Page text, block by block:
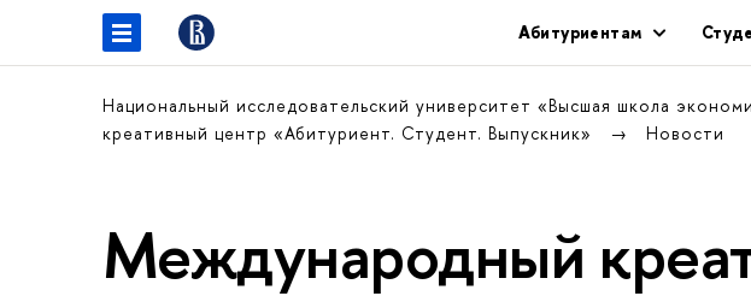
Абитуриентам
Национальный исследовательский университет «Высшая школа
креативный центр «Абитуриент. Студент. Выпускник»
Новости
Международный